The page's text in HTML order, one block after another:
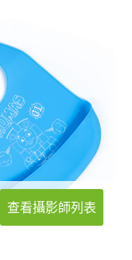
查看攝影師列表